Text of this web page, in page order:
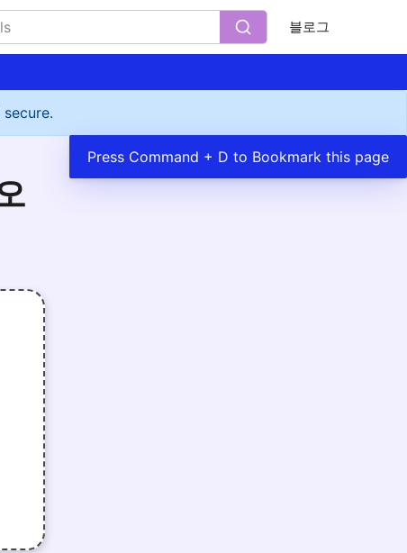
블로그
Press Command + D to Bookmark this page